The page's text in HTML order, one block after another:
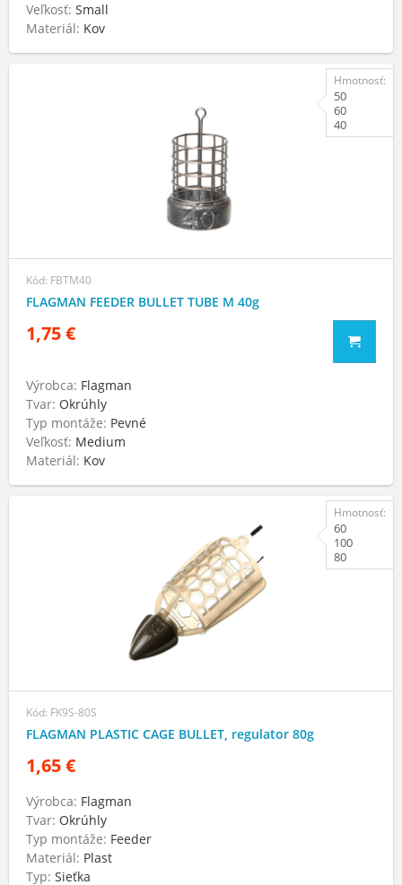
Veľkosť: Small
Materiál: Kov
Kód: FBTM40
FLAGMAN FEEDER BULLET TUBE M 40g
1,75 €
Výrobca: Flagman
Tvar: Okrúhly
Typ montáže: Pevné
Veľkosť: Medium
Materiál: Kov
Hmotnosť:
50
60
40
Kód: FK9S-80S
FLAGMAN PLASTIC CAGE BULLET, regulator 80g
1,65 €
Výrobca: Flagman
Tvar: Okrúhly
Typ montáže: Feeder
Materiál: Plast
Typ: Sieťka
Hmotnosť:
60
100
80